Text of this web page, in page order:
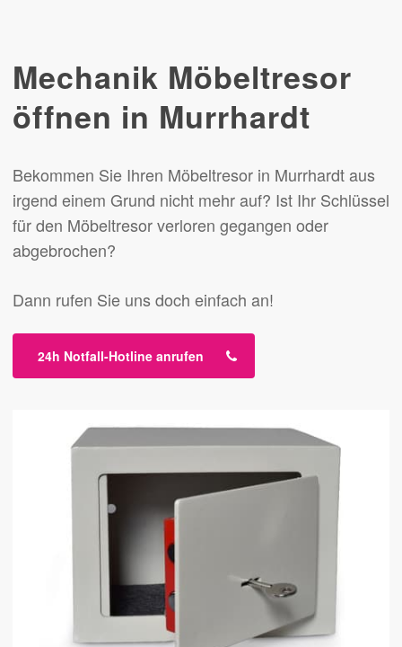
Mechanik Möbeltresor
öffnen in Murrhardt
Bekommen Sie Ihren Möbeltresor in Murrhardt aus
irgend einem Grund nicht mehr auf? Ist Ihr Schlüssel
für den Möbeltresor verloren gegangen oder
abgebrochen?
Dann rufen Sie uns doch einfach an!
24h Notfall-Hotline anrufen